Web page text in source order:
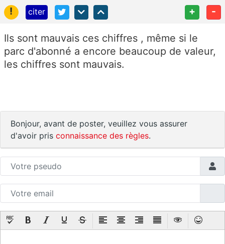
!
citer + -
Ils sont mauvais ces chiffres , même si le
parc d'abonné a encore beaucoup de valeur,
les chiffres sont mauvais.
Bonjour, avant de poster, veuillez vous assurer
d'avoir pris connaissance des règles.